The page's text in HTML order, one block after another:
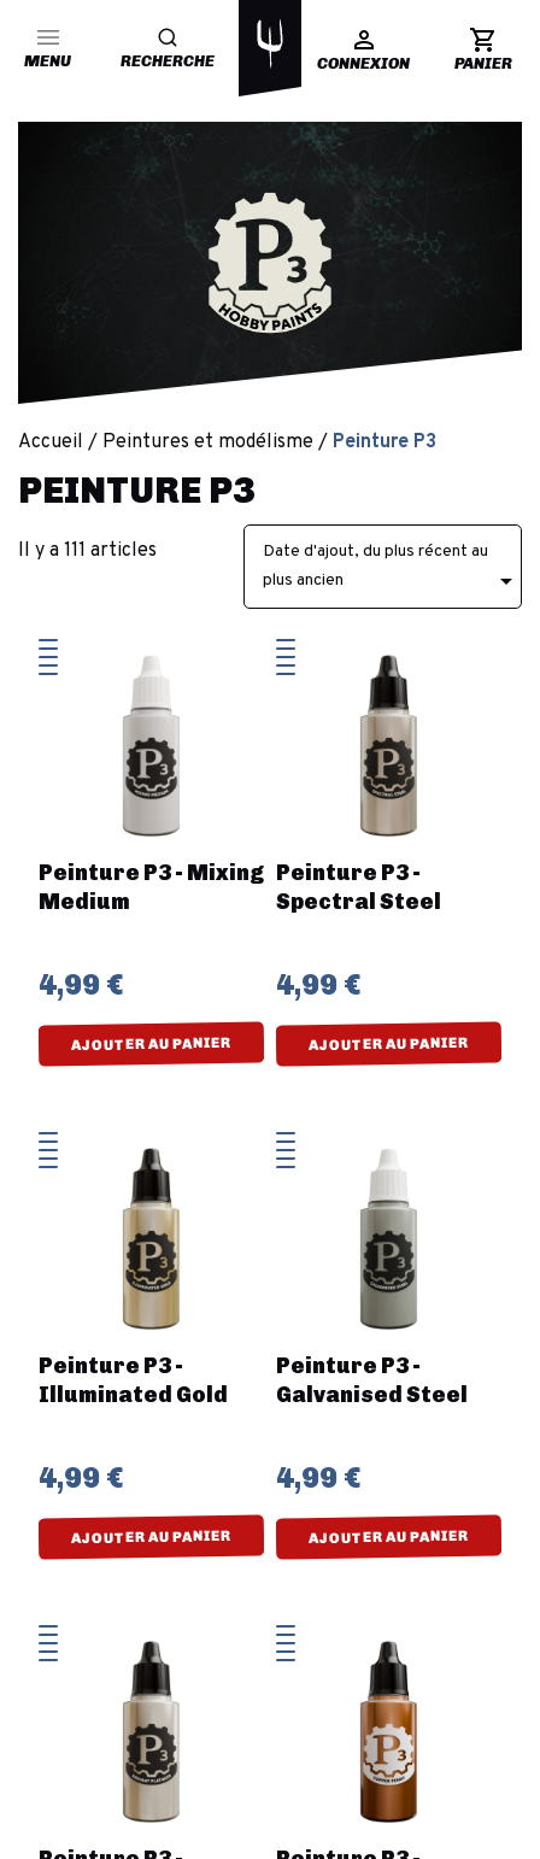
MENU RECHERCHE CONNEXION PANIER
Accueil Peintures et modélisme Peinture P3
PEINTURE P3
Il y a 111 articles
Date d'ajout, du plus récent au
plus ancien

Peinture P3 - Mixing
Medium
4,99 €
AJOUTER AU PANIER
Peinture P3 -
Spectral Steel
4,99 €
AJOUTER AU PANIER
Peinture P3 -
Illuminated Gold
4,99 €
AJOUTER AU PANIER
Peinture P3 -
Galvanised Steel
4,99 €
AJOUTER AU PANIER